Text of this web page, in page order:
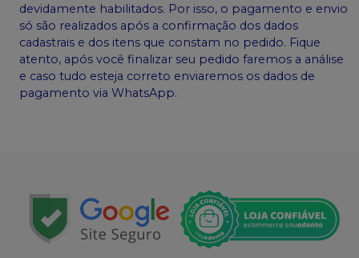
devidamente habilitados. Por isso, o pagamento e envio
só são realizados após a confirmação dos dados
cadastrais e dos itens que constam no pedido. Fique
atento, após você finalizar seu pedido faremos a análise
e caso tudo esteja correto enviaremos os dados de
pagamento via WhatsApp.